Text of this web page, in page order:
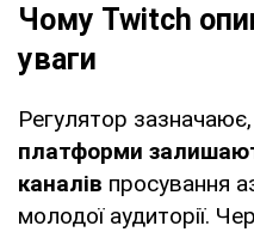
Чому Twitch
уваги
Регулятор
платформи
каналів просування
молодої аудиторії.